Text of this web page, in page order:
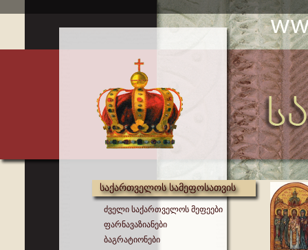
საქართველოს სამეფოსათვის
ძველი საქართველოს მეფეები
ფარნავაზიანები
ბაგრატიონები